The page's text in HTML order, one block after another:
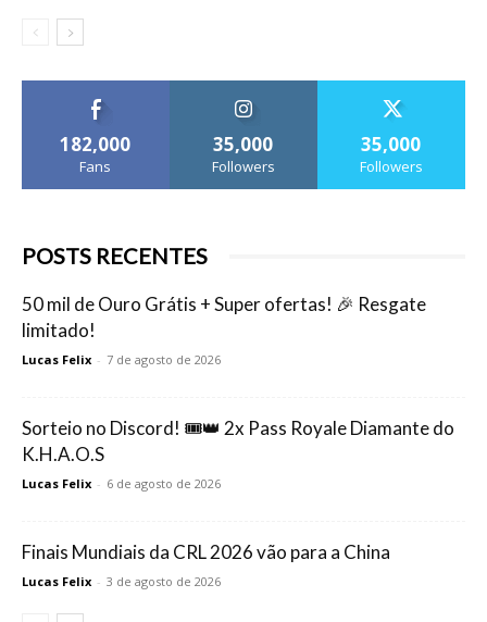
182,000
Fans
35,000
Followers
35,000
Followers
POSTS RECENTES
50 mil de Ouro Grátis + Super ofertas! 🎉 Resgate
limitado!
Lucas Felix - 7 de agosto de 2026
Sorteio no Discord! 🎟️👑 2x Pass Royale Diamante do
K.H.A.O.S
Lucas Felix - 6 de agosto de 2026
Finais Mundiais da CRL 2026 vão para a China
Lucas Felix - 3 de agosto de 2026